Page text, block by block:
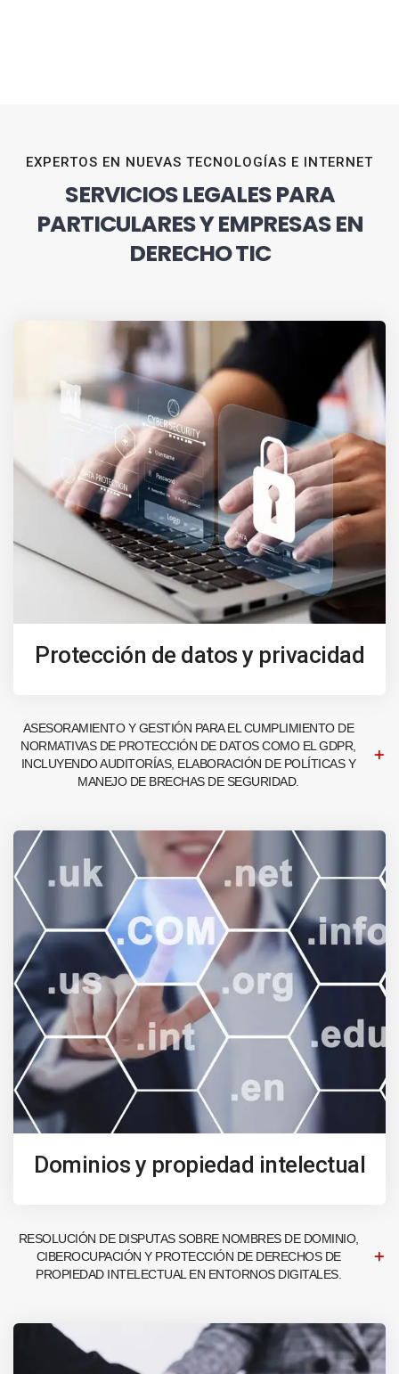
EXPERTOS EN NUEVAS TECNOLOGÍAS E INTERNET
SERVICIOS LEGALES PARA
PARTICULARES Y EMPRESAS EN
DERECHO TIC
Protección de datos y privacidad
ASESORAMIENTO Y GESTIÓN PARA EL CUMPLIMIENTO DE
NORMATIVAS DE PROTECCIÓN DE DATOS COMO EL GDPR,
INCLUYENDO AUDITORÍAS, ELABORACIÓN DE POLÍTICAS Y
MANEJO DE BRECHAS DE SEGURIDAD.
Dominios y propiedad intelectual
RESOLUCIÓN DE DISPUTAS SOBRE NOMBRES DE DOMINIO,
CIBEROCUPACIÓN Y PROTECCIÓN DE DERECHOS DE
PROPIEDAD INTELECTUAL EN ENTORNOS DIGITALES.